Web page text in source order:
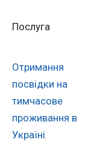
Послуга
Отримання
посвідки на
тимчасове
проживання в
Україні